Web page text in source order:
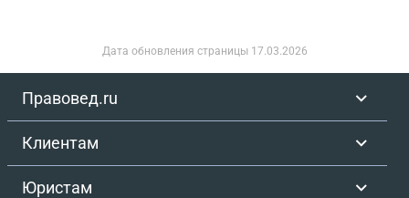
Дата обновления страницы 17.03.2026
Правовед.ru
Клиентам
Юристам